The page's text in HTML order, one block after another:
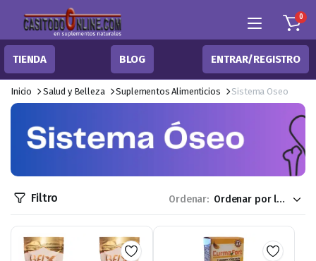
0
TIENDA BLOG ENTRAR/REGISTRO
Inicio Salud y Belleza Suplementos Alimenticios Sistema Oseo
Filtro Ordenar: